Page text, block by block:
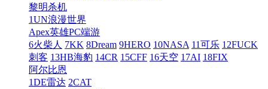
黎明杀机
1UN浪漫世界
Apex英雄PC端游
6火柴人 7KK 8Dream 9HERO 10NASA 11可乐 12FUCK
刺客 13HB海豹 14CR 15CFF 16天空 17AI 18FIX
阿尔比恩
1DE雷达 2CAT